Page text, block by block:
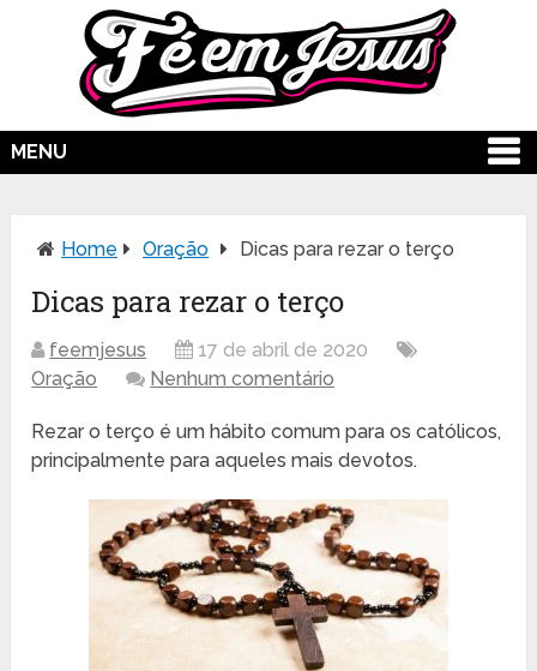
MENU
Home Oração Dicas para rezar o terço
Dicas para rezar o terço
feemjesus
17 de abril de 2020
Oração
Nenhum comentário
Rezar o terço é um hábito comum para os católicos,
principalmente para aqueles mais devotos.